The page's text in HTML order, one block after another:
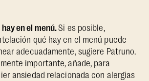
en el menú.Si es posible,
qué hay en el menú puede
adecuadamente, sugiere Patruno.
importante, añade, para
ansiedad relacionada con alergias